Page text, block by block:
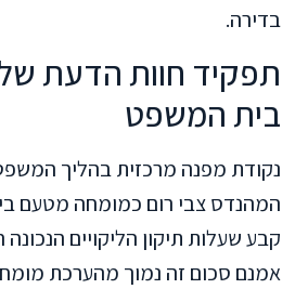
בדירה.
תפקיד חוות הדעת
בית המשפט
נקודת מפנה מרכזית בהליך
המהנדס צבי רום כמומחה מטעם
אמנם סכום זה נמוך מהערכת